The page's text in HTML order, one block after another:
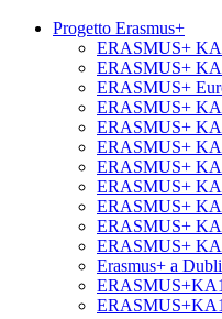
Progetto Erasmus+
ERASMUS+
ERASMUS+
ERASMUS+
ERASMUS+
ERASMUS+
ERASMUS+
ERASMUS+
ERASMUS+
ERASMUS+
ERASMUS+
ERASMUS+
Erasmus+ a